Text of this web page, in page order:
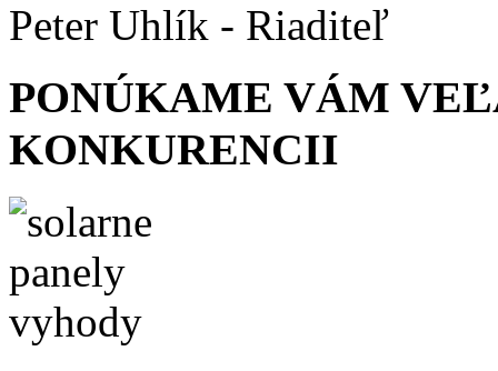
Peter Uhlík - Riaditeľ
PONÚKAME VÁM
KONKURENCII